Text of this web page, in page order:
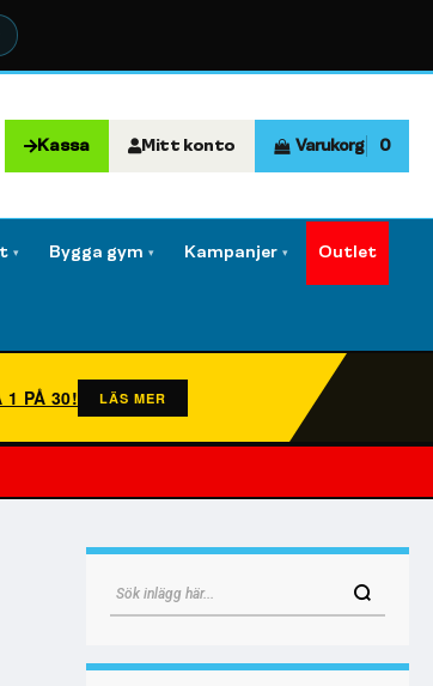
Kassa Mitt konto Varukorg 0
▾ Bygga gym ▾ Kampanjer ▾ Outlet
1 PÅ 30! LÄS MER